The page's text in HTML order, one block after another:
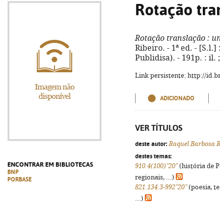
ENCONTRAR EM BIBLIOTECAS
BNP
PORBASE
Rotação
Rotação translação :
Ribeiro. - 1ª ed. - [S.l.]
Publidisa). - 191p. : il.
Link persistente: http://
ADICIONADO
VER TÍTULOS
deste autor: Raquel Barbosa
destes temas:
910.4(100)"20"(história de
regionais, ...)
821.134.3-992"20"(poesia,
...)